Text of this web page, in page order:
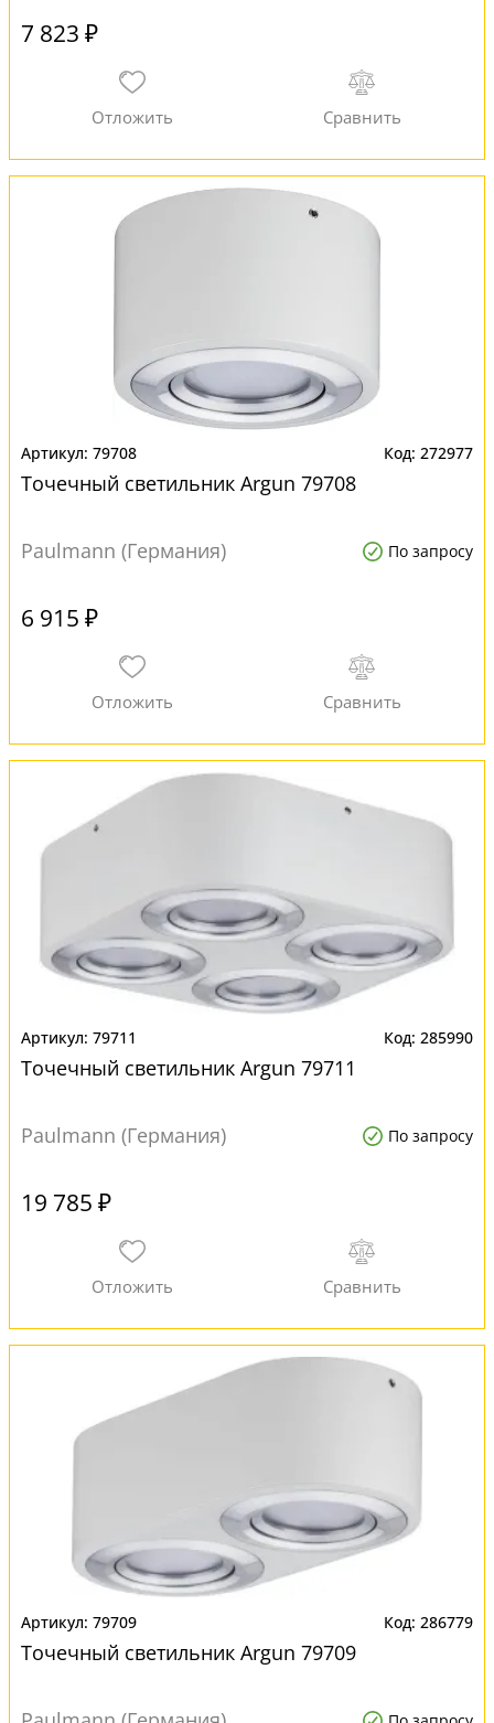
7 823 ₽
79708 272977
Точечный светильник Argun 79708
Paulmann (Германия) По запросу
6 915 ₽
79711 285990
Точечный светильник Argun 79711
Paulmann (Германия) По запросу
19 785 ₽
79709 286779
Точечный светильник Argun 79709